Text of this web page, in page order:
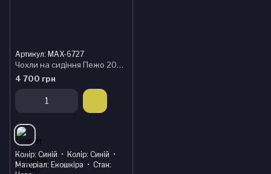
Артикул: MAX-6727
Чохли на сидіння Пежо 208 (Peugeot 208) модельні MAX з екошкіри Чорно-синій
4 700 грн
Колір Синій Колір Синій
Матеріал Екошкіра
Стан